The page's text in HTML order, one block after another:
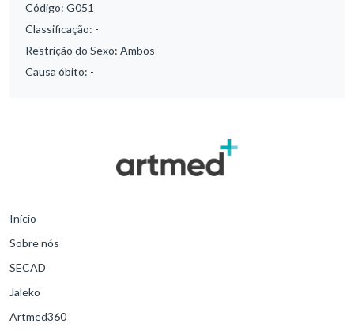
Código: G051
Classificação: -
Restrição do Sexo: Ambos
Causa óbito: -
Início
Sobre nós
SECAD
Jaleko
Artmed360